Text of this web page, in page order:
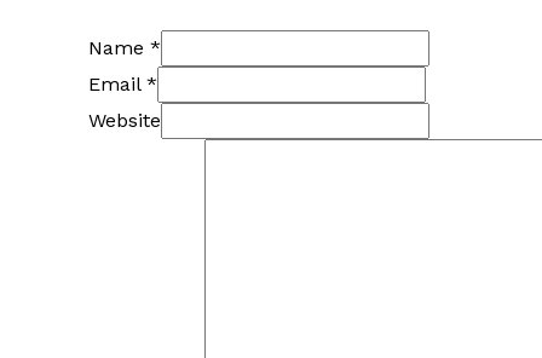
Name *
Email *
Website